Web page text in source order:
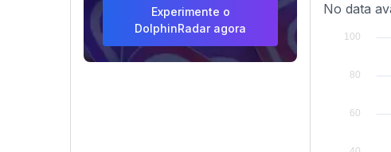
Experimente o
DolphinRadar agora
No data